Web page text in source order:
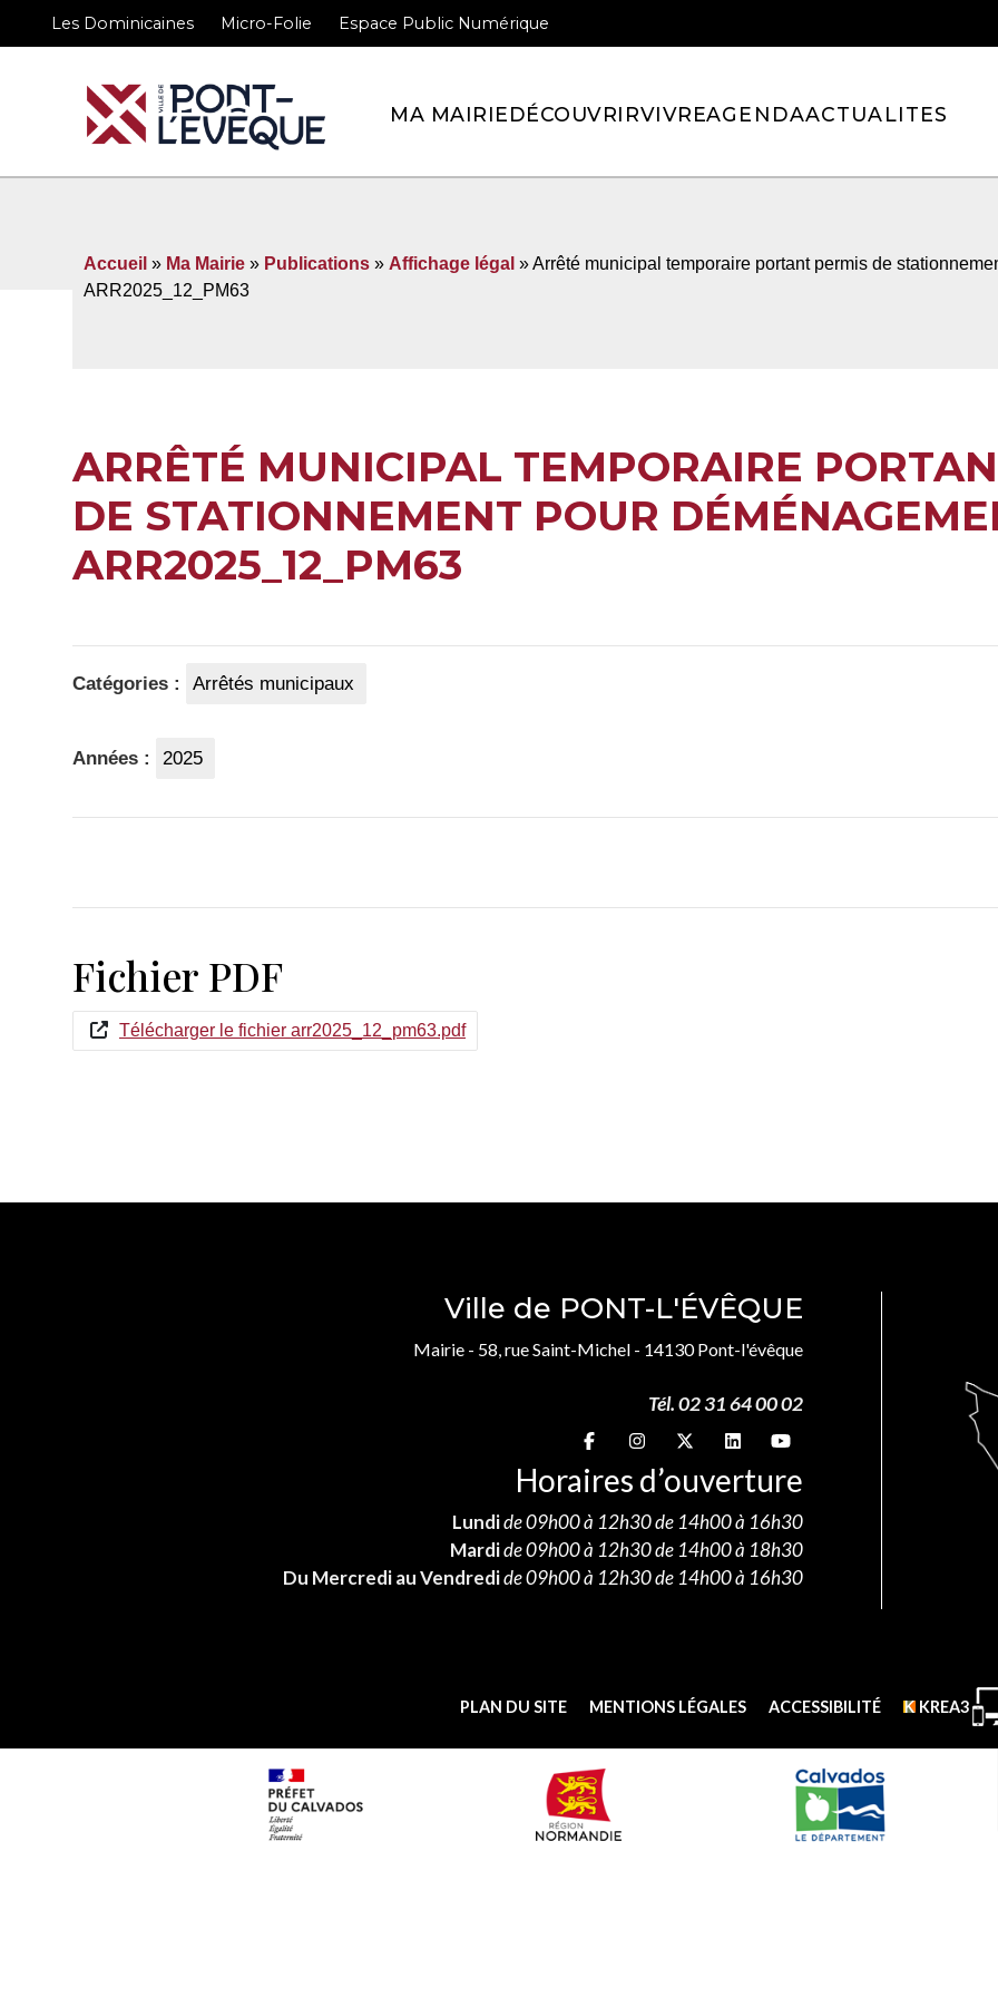
Les Dominicaines Micro-Folie Espace Public Numérique
MA MAIRIEDÉCOUVRIRVIVREAGENDAACTUALITES
Accueil » Ma Mairie » Publications » Affichage légal » Arrêté municipal temporaire portant permis de
ARR2025_12_PM63
ARRÊTÉ MUNICIPAL TEMPORAIRE
DE STATIONNEMENT POUR
ARR2025_12_PM63
Catégories : Arrêtés municipaux
Années : 2025
Fichier PDF
Télécharger le fichier arr2025_12_pm63.pdf
Ville de PONT-L'ÉVÊQUE
Mairie - 58, rue Saint-Michel - 14130 Pont-l'évêque
Tél. 02 31 64 00 02
Suivez-nous sur
Suivez-nous sur
Suivez-nous sur
Suivez-nous sur
Suivez-nous sur
Horaires d’ouverture
Lundide 09h00 à 12h30 de 14h00 à 16h30
Mardide 09h00 à 12h30 de 14h00 à 18h30
Du Mercredi au Vendredide 09h00 à 12h30 de 14h00 à 16h30
PLAN DU SITE MENTIONS LÉGALES ACCESSIBILITÉ KREA3